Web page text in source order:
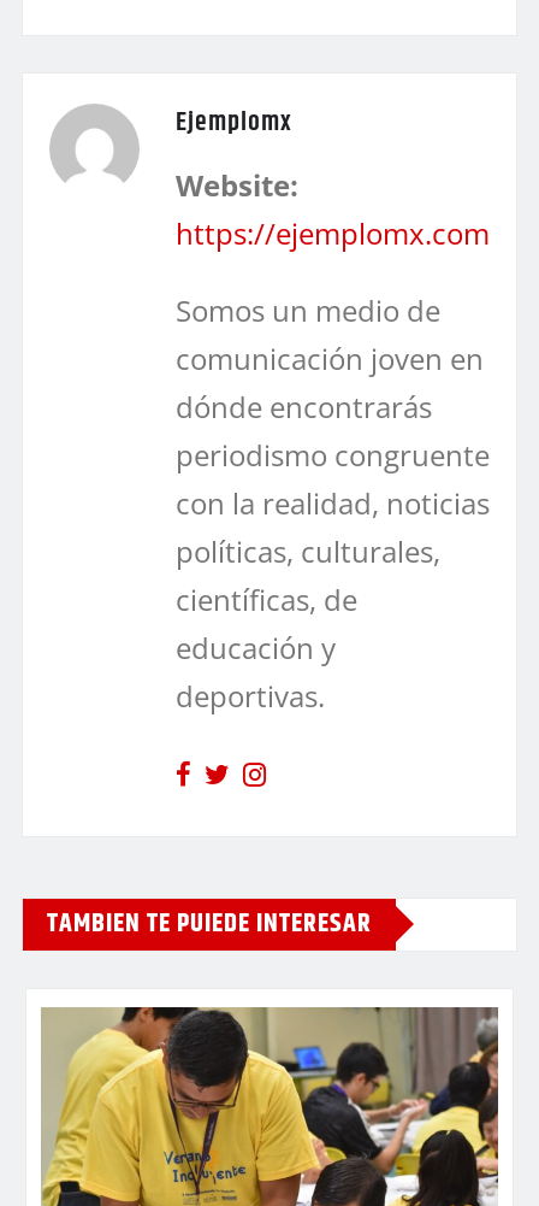
Ejemplomx
Website:
https://ejemplomx.com
Somos un medio de
comunicación joven en
dónde encontrarás
periodismo congruente
con la realidad, noticias
políticas, culturales,
científicas, de
educación y
deportivas.
TAMBIEN TE PUIEDE INTERESAR